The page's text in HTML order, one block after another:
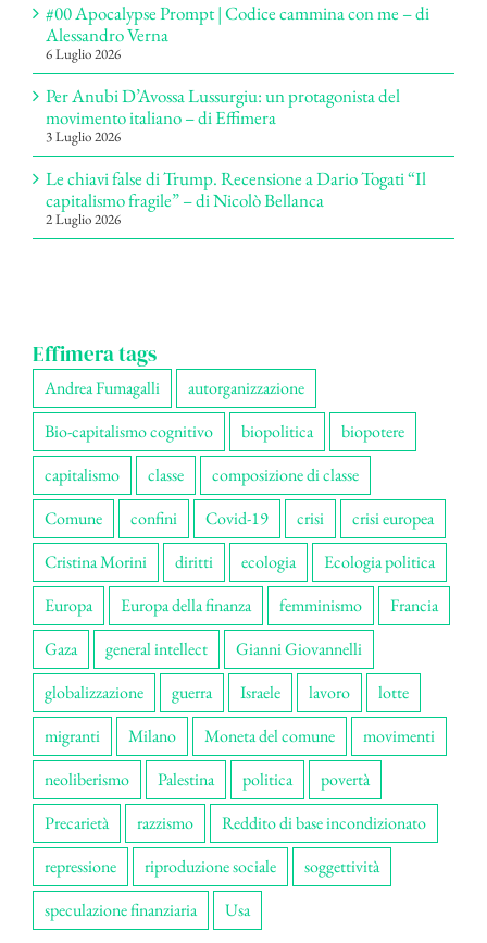
#00 Apocalypse Prompt | Codice cammina con me – di
Alessandro Verna
6 Luglio 2026
Per Anubi D’Avossa Lussurgiu: un protagonista del
movimento italiano – di Effimera
3 Luglio 2026
Le chiavi false di Trump. Recensione a Dario Togati “Il
capitalismo fragile” – di Nicolò Bellanca
2 Luglio 2026
Effimera tags
Andrea Fumagalli
autorganizzazione
Bio-capitalismo cognitivo
biopolitica
biopotere
capitalismo
classe
composizione di classe
Comune
confini Covid-19 crisi
crisi europea
Cristina Morini
diritti ecologia
Ecologia politica
Europa
Europa della finanza femminismo
Francia
Gaza
general intellect
Gianni Giovannelli
globalizzazione
guerra Israele lavoro
lotte
migranti
Milano Moneta del comune
movimenti
neoliberismo
Palestina politica
povertà
Precarietà
razzismo
Reddito di base incondizionato
repressione
riproduzione sociale
soggettività
speculazione finanziaria
Usa